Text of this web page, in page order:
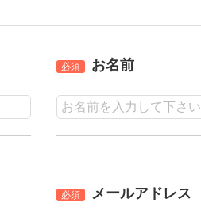
必須 お名前
必須 メールアドレス